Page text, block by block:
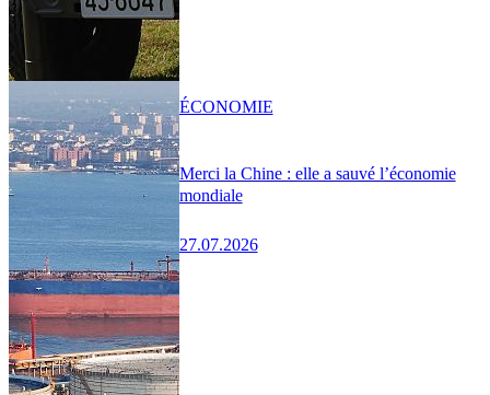
Merci la Chine : elle a sauvé l’économie
mondiale
27.07.2026
ÉCONOMIE